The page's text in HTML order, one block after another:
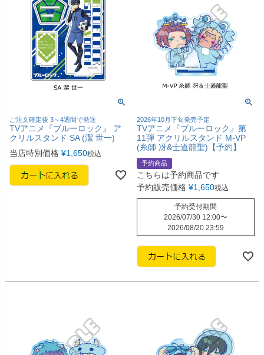
ご注文確定後 3～4週間で発送
TVアニメ『ブルーロック』 ア
クリルスタンド SA (潔 世一)
当店特別価格 ¥1,650税込
2026年10月下旬発売予定
TVアニメ『ブルーロック』第
11弾 アクリルスタンド M-VP
(糸師 冴&士道龍聖)【予約】
予約商品
こちらは予約商品です
予約販売価格 ¥1,650税込
予約受付期間
2026/07/30 12:00〜
2026/08/20 23:59